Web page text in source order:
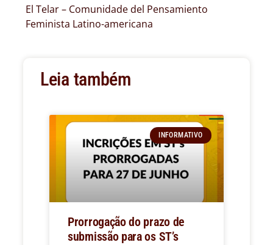
El Telar – Comunidade del Pensamiento
Feminista Latino-americana
Leia também
INFORMATIVO
Prorrogação do prazo de
submissão para os ST’s